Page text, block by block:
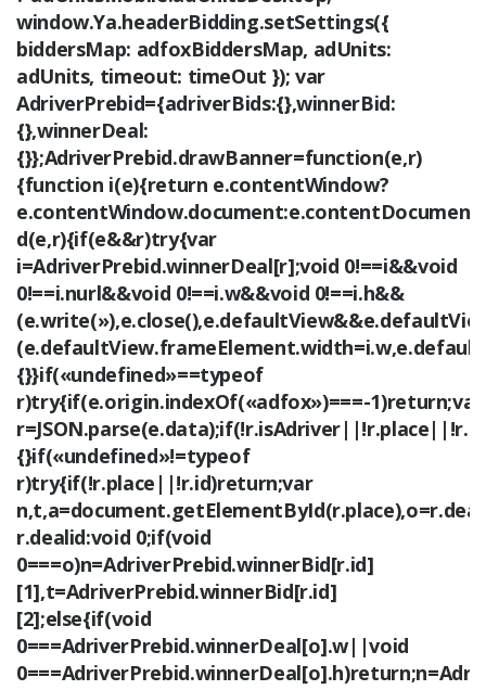
window.Ya.headerBidding.setSettings({
biddersMap: adfoxBiddersMap, adUnits:
adUnits, timeout: timeOut }); var
AdriverPrebid={adriverBids:{},winnerBid:
{},winnerDeal:
{}};AdriverPrebid.drawBanner=function(e,r)
{function i(e){return e.contentWindow?
d(e,r){if(e&&r)try{var
i=AdriverPrebid.winnerDeal[r];void 0!==i&&void
0!==i.nurl&&void 0!==i.w&&void 0!==i.h&&
{}}if(«undefined»==typeof
r)try{if(e.origin.indexOf(«adfox»)===-1)return;var
{}if(«undefined»!=typeof
r)try{if(!r.place||!r.id)return;var
r.dealid:void 0;if(void
0===o)n=AdriverPrebid.winnerBid[r.id]
[1],t=AdriverPrebid.winnerBid[r.id]
[2];else{if(void
0===AdriverPrebid.winnerDeal[o].w||void